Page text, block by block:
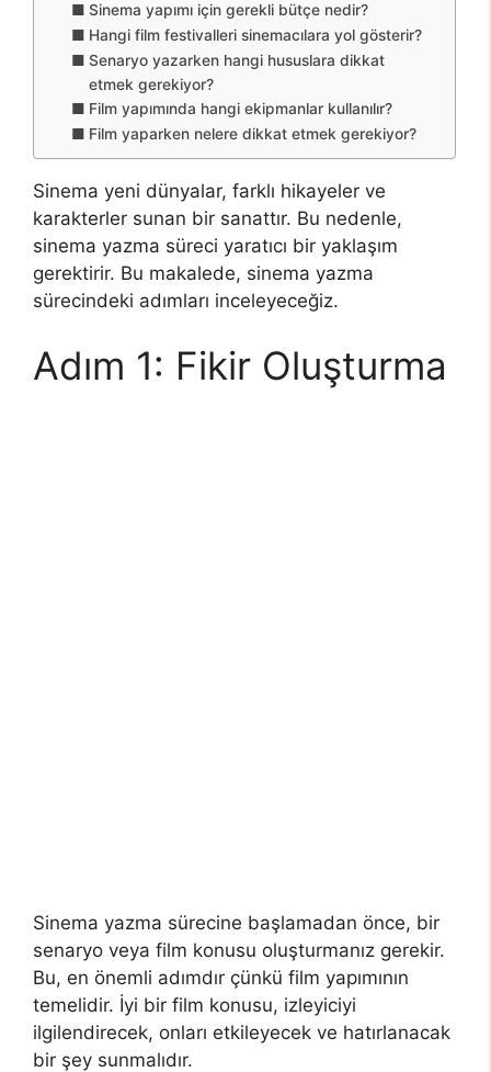
Sinema yapımı için gerekli bütçe nedir?
Hangi film festivalleri sinemacılara yol gösterir?
Senaryo yazarken hangi hususlara dikkat
etmek gerekiyor?
Film yapımında hangi ekipmanlar kullanılır?
Film yaparken nelere dikkat etmek gerekiyor?
Sinema yeni dünyalar, farklı hikayeler ve
karakterler sunan bir sanattır. Bu nedenle,
sinema yazma süreci yaratıcı bir yaklaşım
gerektirir. Bu makalede, sinema yazma
sürecindeki adımları inceleyeceğiz.
Adım 1: Fikir Oluşturma
Sinema yazma sürecine başlamadan önce, bir
senaryo veya film konusu oluşturmanız gerekir.
Bu, en önemli adımdır çünkü film yapımının
temelidir. İyi bir film konusu, izleyiciyi
ilgilendirecek, onları etkileyecek ve hatırlanacak
bir şey sunmalıdır.